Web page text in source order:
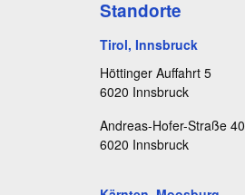
Standorte
Tirol, Innsbruck
Höttinger Auffahrt 5
6020 Innsbruck
Andreas-Hofer-Straße 40
6020 Innsbruck